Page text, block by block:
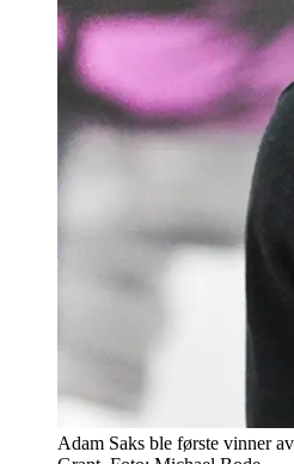
Adam Saks ble første vinner